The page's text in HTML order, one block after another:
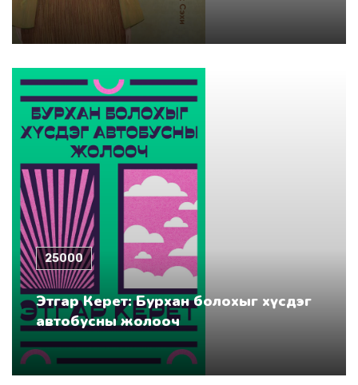
25000
Этгар Керет: Бурхан болохыг хүсдэг
автобусны жолооч